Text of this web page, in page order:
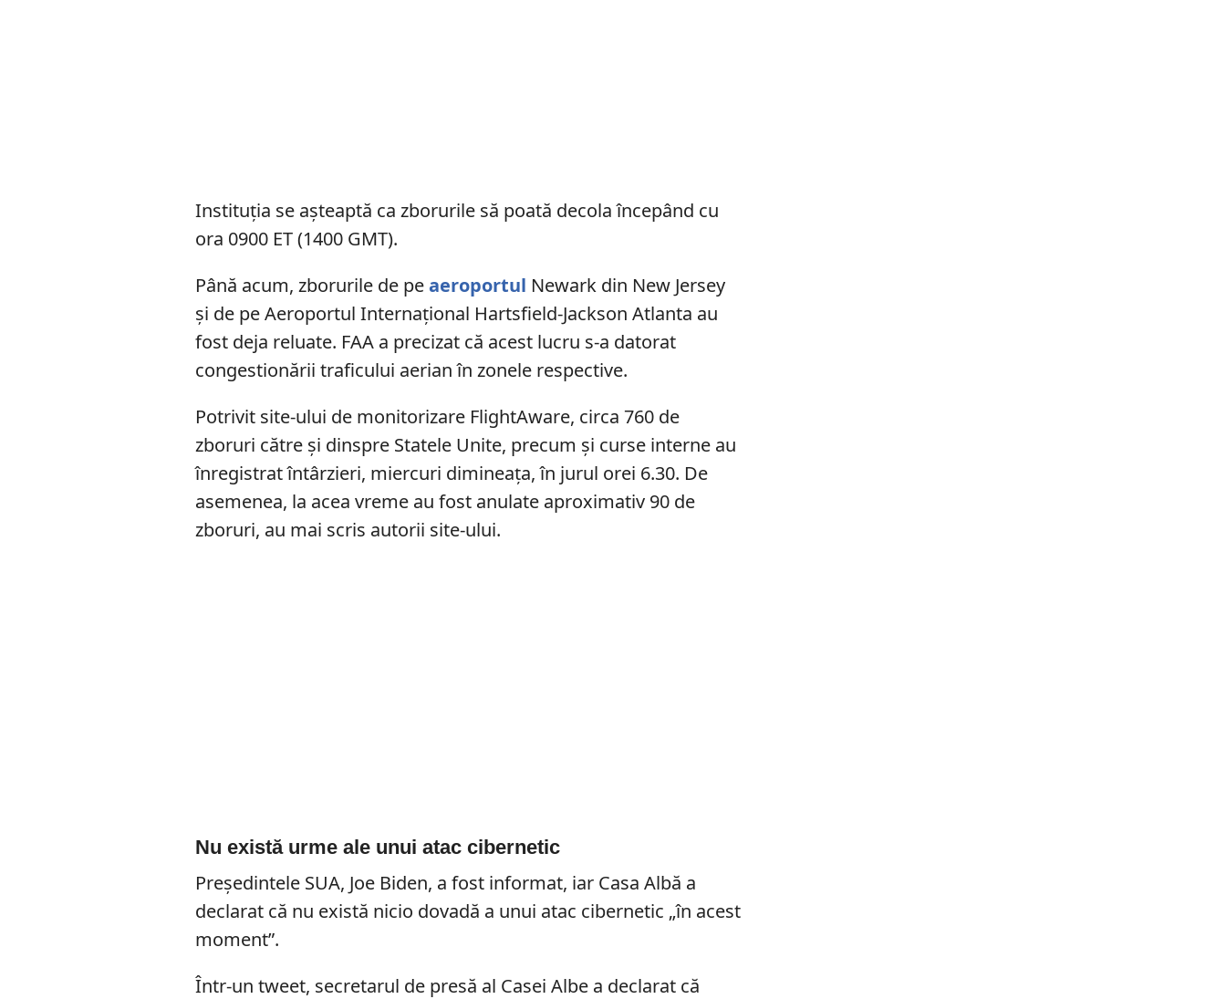
Instituția se așteaptă ca zborurile să poată decola începând cu
ora 0900 ET (1400 GMT).
Până acum, zborurile de peaeroportul Newark din New Jersey
și de pe Aeroportul Internațional Hartsfield-Jackson Atlanta au
fost deja reluate. FAA a precizat că acest lucru s-a datorat
congestionării traficului aerian în zonele respective.
Potrivit site-ului de monitorizare FlightAware, circa 760 de
zboruri către și dinspre Statele Unite, precum și curse interne au
înregistrat întârzieri, miercuri dimineața, în jurul orei 6.30. De
asemenea, la acea vreme au fost anulate aproximativ 90 de
zboruri, au mai scris autorii site-ului.
Nu există urme ale unui atac cibernetic
Președintele SUA, Joe Biden, a fost informat, iar Casa Albă a
declarat că nu există nicio dovadă a unui atac cibernetic „în acest
moment”.
Într-un tweet, secretarul de presă al Casei Albe a declarat că